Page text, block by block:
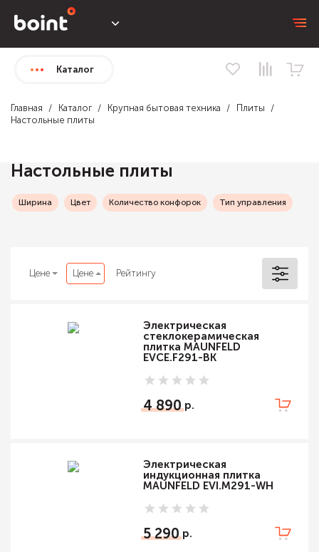
Каталог
Главная Каталог Крупная бытовая техника
Плиты
Настольные плиты
Настольные плиты
Ширина Цвет Количество конфорок Тип управления
Цене Цене Рейтингу
Электрическая
стеклокерамическая
плитка MAUNFELD
EVCE.F291-BK
4 890
Электрическая
индукционная плитка
MAUNFELD EVI.M291-WH
5 290